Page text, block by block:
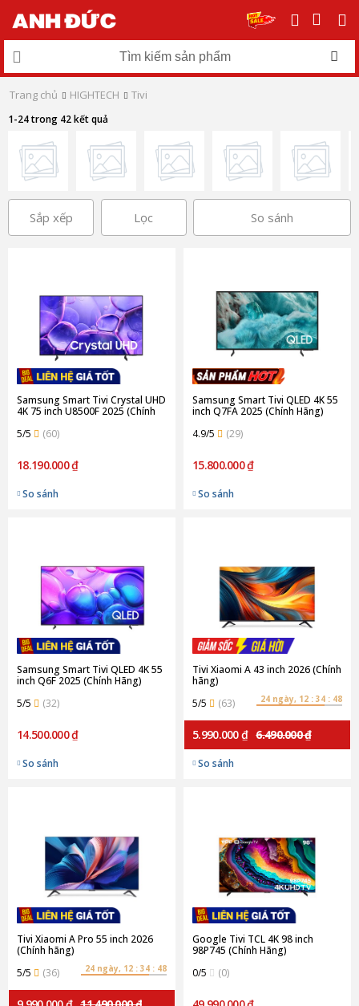
Trang chủ HIGHTECH Tivi
1-24 trong 42 kết quả
Sắp xếp Lọc So sánh
Samsung Smart Tivi Crystal UHD
4K 75 inch U8500F 2025 (Chính
5/5
(60)
18.190.000 ₫
So sánh
Samsung Smart Tivi QLED 4K 55
inch Q7FA 2025 (Chính Hãng)
4.9/5
(29)
15.800.000 ₫
So sánh
Samsung Smart Tivi QLED 4K 55
inch Q6F 2025 (Chính Hãng)
5/5
(32)
14.500.000 ₫
So sánh
Tivi Xiaomi A 43 inch 2026 (Chính
hãng)
5/5
(63) 24 ngày, 12 : 34 : 48
5.990.000 ₫ 6.490.000 ₫
So sánh
Tivi Xiaomi A Pro 55 inch 2026
(Chính hãng)
5/5
(36) 24 ngày, 12 : 34 : 48
Google Tivi TCL 4K 98 inch
98P745 (Chính Hãng)
0/5
(0)